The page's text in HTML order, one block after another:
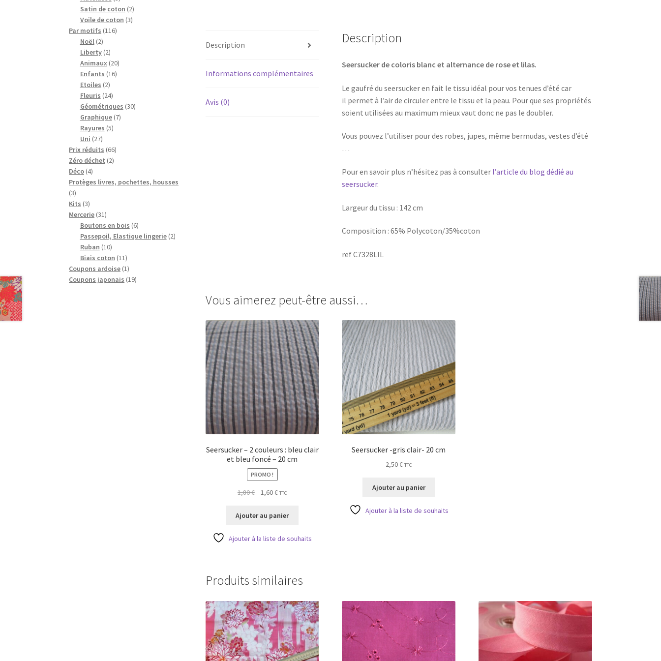
20
Description
Informations complémentaires
Avis (0)
Description
Seersucker de coloris blanc et alternance de rose et lilas.
Le gaufré du seersucker en fait le tissu idéal pour vos tenues d’été car
il permet à l’air de circuler entre le tissu et la peau. Pour que ses propriétés
soient utilisées au maximum mieux vaut donc ne pas le doubler.
Vous pouvez l’utiliser pour des robes, jupes, même bermudas, vestes d’été
…
Pour en savoir plus n’hésitez pas à consulter l’article du blog dédié au
seersucker.
Largeur du tissu : 142 cm
Composition : 65% Polycoton/35%coton
ref C7328LIL
Vous aimerez peut-être aussi…
Seersucker – 2 couleurs : bleu clair
et bleu foncé – 20 cm
PROMO !
1,80€
Le
initial
1,80 €.
1,60€Le
actuel
1,60 €.
TTC
Ajouter au panier
Ajouter à la liste de souhaits
Seersucker -gris clair- 20 cm
2,50€ TTC
Ajouter au panier
Ajouter à la liste de souhaits
Produits similaires
produits
Satin de coton 22
produits
Voile de coton 33
Par motifs 116116
Noël 22
produits
Liberty 22
produits
Animaux 2020
Enfants 1616
Etoiles 22
produits
Fleuris 2424
produits
Géométriques 3030
Graphique 77
Rayures 55
Uni 2727
produits
Prix réduits 6666
Zéro déchet 22
Déco 44
produits
Protèges livres, pochettes, housses
33
produits
Kits 33
produits
Mercerie 3131
produits
Boutons en bois 66
produits
Passepoil, Elastique lingerie 22
Ruban 1010
produits
Biais coton 1111
produits
Coupons ardoise 11
produit
Coupons japonais 1919